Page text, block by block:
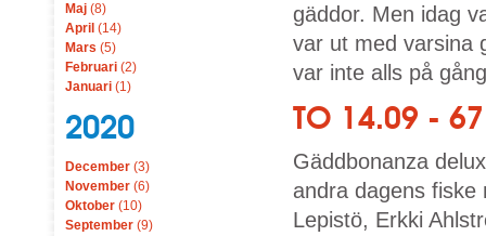
Maj (8)
April (14)
Mars (5)
Februari (2)
Januari (1)
2020
December (3)
November (6)
Oktober (10)
September (9)
gäddor. Men idag
var ut med varsina
var inte alls på
TO 14.09 -
Gäddbonanza
andra dagens fiske
Lepistö, Erkki